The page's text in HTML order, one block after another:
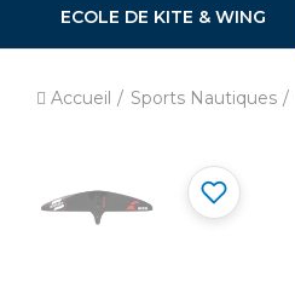
ECOLE DE KITE & WING
Accueil Sports Nautiques